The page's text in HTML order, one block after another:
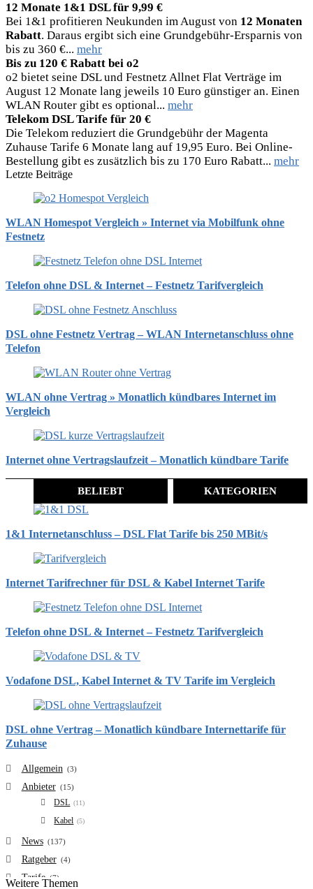
12 Monate 1&1 DSL für 9,99 €
Bei 1&1 profitieren Neukunden im August von 12 Monaten
Rabatt. Daraus ergibt sich eine Grundgebühr-Ersparnis von
bis zu 360 €... mehr
Bis zu 120 € Rabatt bei o2
o2 bietet seine DSL und Festnetz Allnet Flat Verträge im
August 12 Monate lang jeweils 10 Euro günstiger an. Einen
WLAN Router gibt es optional... mehr
Telekom DSL Tarife für 20 €
Die Telekom reduziert die Grundgebühr der Magenta
Zuhause Tarife 6 Monate lang auf 19,95 Euro. Bei Online-
Bestellung gibt es zusätzlich bis zu 170 Euro Rabatt... mehr
Letzte Beiträge
WLAN Homespot Vergleich » Internet via Mobilfunk ohne
Festnetz
Telefon ohne DSL & Internet – Festnetz Tarifvergleich
DSL ohne Festnetz Vertrag – WLAN Internetanschluss ohne
Telefon
WLAN ohne Vertrag » Monatlich kündbares Internet im
Vergleich
Internet ohne Vertragslaufzeit – Monatlich kündbare Tarife
BELIEBT KATEGORIEN
1&1 Internetanschluss – DSL Flat Tarife bis 250 MBit/s
Internet Tarifrechner für DSL & Kabel Internet Tarife
Telefon ohne DSL & Internet – Festnetz Tarifvergleich
Vodafone DSL, Kabel Internet & TV Tarife im Vergleich
DSL ohne Vertrag – Monatlich kündbare Internettarife für
Zuhause
Allgemein (3)
Anbieter (15)
DSL (11)
Kabel (5)
News (137)
Ratgeber (4)
Tarife (7)
Weitere Themen